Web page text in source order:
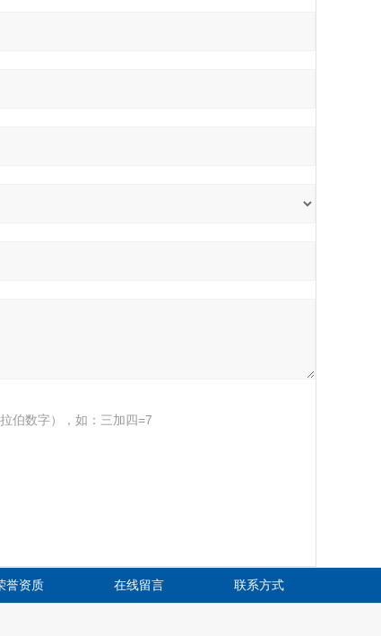
伯数字），如：三加四=7
誉资质 在线留言 联系方式